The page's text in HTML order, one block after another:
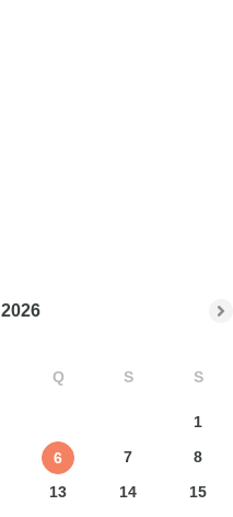
2026
Q S S
1
6 7
8
13 14
15